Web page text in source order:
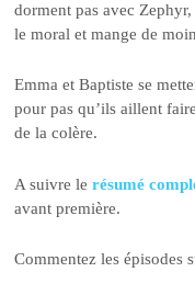
dorment pas avec
le moral et mange de
Emma et Baptiste se
pour pas qu’ils aillent
de la colère.
A suivre lerésumé
avant première.
Commentez les épisodes